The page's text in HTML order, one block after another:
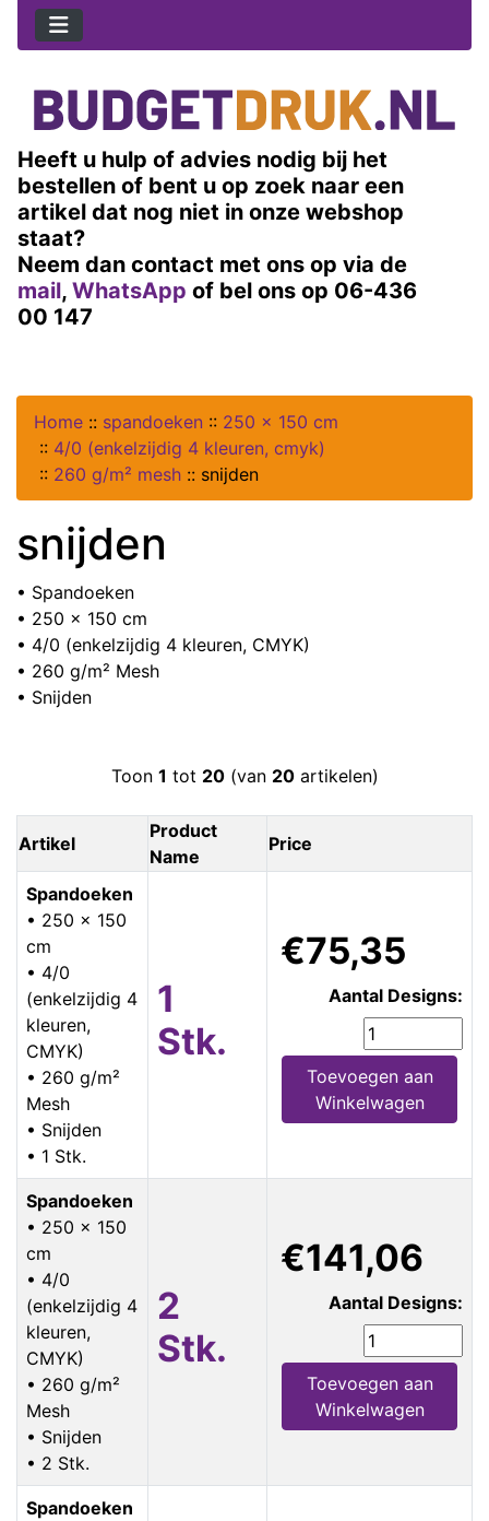
Heeft u hulp of advies nodig bij het
bestellen of bent u op zoek naar een
artikel dat nog niet in onze webshop
staat?
Neem dan contact met ons op via de
mail, WhatsApp of bel ons op 06-436
00 147
Home :: spandoeken :: 250 x 150 cm
:: 4/0 (enkelzijdig 4 kleuren, cmyk)
:: 260 g/m² mesh :: snijden
snijden
• Spandoeken
• 250 x 150 cm
• 4/0 (enkelzijdig 4 kleuren, CMYK)
• 260 g/m² Mesh
• Snijden
Toon 1 tot 20(van 20artikelen)
Artikel
Product
Name
Price
Spandoeken
• 250 x 150
cm
• 4/0
(enkelzijdig 4
kleuren,
CMYK)
• 260 g/m²
Mesh
• Snijden
• 1 Stk.
1
Stk.
€75,35
Aantal Designs:
Toevoegen aan
Winkelwagen
Spandoeken
• 250 x 150
cm
• 4/0
(enkelzijdig 4
kleuren,
CMYK)
• 260 g/m²
Mesh
• Snijden
• 2 Stk.
2
Stk.
€141,06
Aantal Designs:
Toevoegen aan
Winkelwagen
Spandoeken